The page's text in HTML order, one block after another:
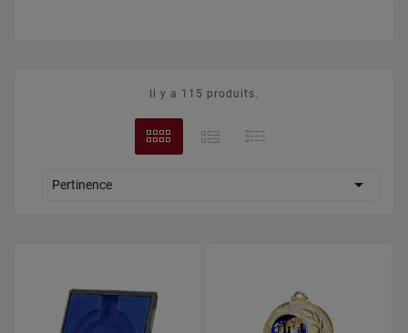
Il y a 115 produits.
Pertinence 